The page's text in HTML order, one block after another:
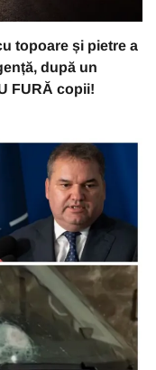
topoare și pietre a
după un
FURĂ copii!